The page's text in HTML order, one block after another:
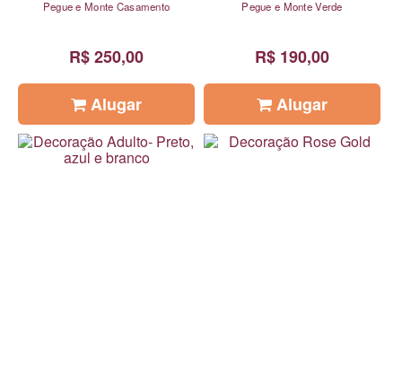
Pegue e Monte Casamento
R$ 250,00
Alugar
Pegue e Monte Verde
R$ 190,00
Alugar